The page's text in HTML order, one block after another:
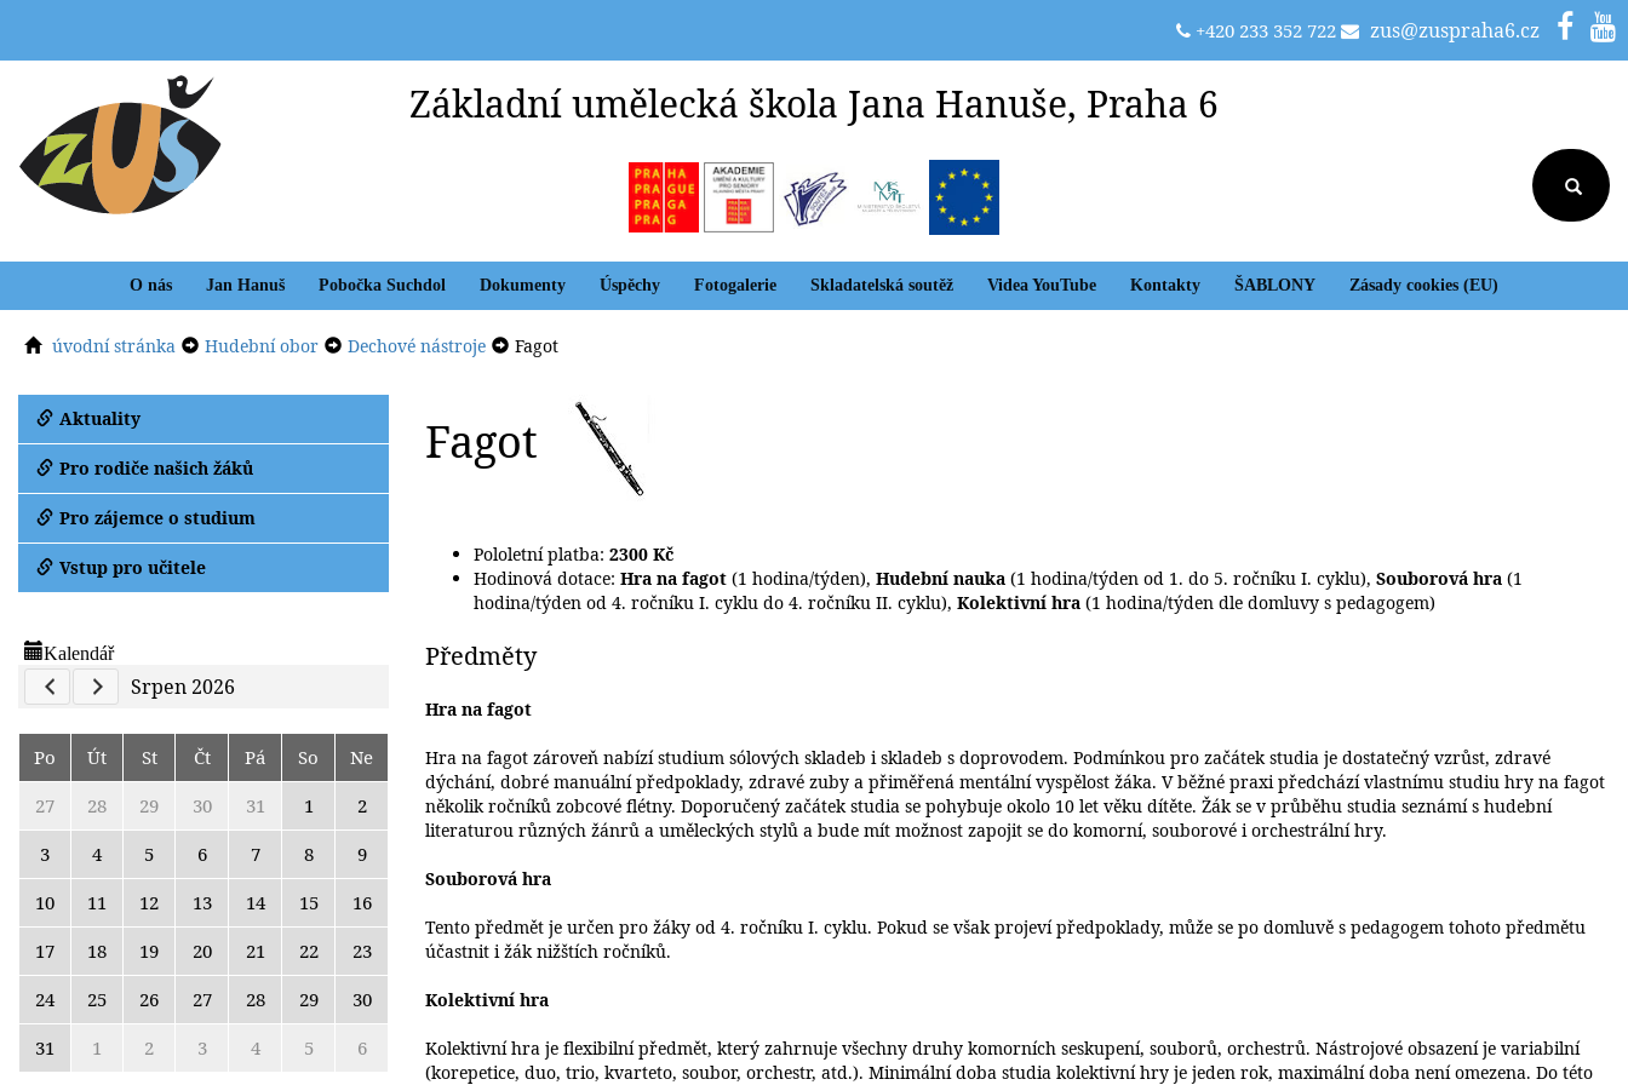
+420 233 352 722 zus@zuspraha6.cz
Základní umělecká škola Jana Hanuše, Praha 6
O nás Jan Hanuš Pobočka Suchdol Dokumenty Úspěchy Fotogalerie Skladatelská soutěž Videa YouTube Kontakty ŠABLONY Zásady cookies (EU)
úvodní stránka Hudební obor Dechové nástroje Fagot
Aktuality
Pro rodiče našich žáků
Pro zájemce o studium
Vstup pro učitele
Kalendář
Previous Calendar
Next Calendar
Srpen 2026
Po Út St Čt Pá So
Ne
27
28 29 30 31 1
2
3
4 5 6 7 8
9
10
11 12 13 14 15
16
17
18 19 20 21 22
23
24
25 26 27 28 29
30
31
1 2 3 4 5 6
Fagot
Pololetní platba: 2300 Kč
Hodinová dotace: Hra na fagot (1 hodina/týden), Hudební nauka (1 hodina/týden od 1. do 5. ročníku I. cyklu), Souborová hra (1
hodina/týden od 4. ročníku I. cyklu do 4. ročníku II. cyklu), Kolektivní hra (1 hodina/týden dle domluvy s pedagogem)
Předměty
Hra na fagot
Hra na fagot zároveň nabízí studium sólových skladeb i skladeb s doprovodem. Podmínkou pro začátek studia je dostatečný vzrůst, zdravé
dýchání, dobré manuální předpoklady, zdravé zuby a přiměřená mentální vyspělost žáka. V běžné praxi předchází vlastnímu studiu hry na fagot
několik ročníků zobcové flétny. Doporučený začátek studia se pohybuje okolo 10 let věku dítěte. Žák se v průběhu studia seznámí s hudební
literaturou různých žánrů a uměleckých stylů a bude mít možnost zapojit se do komorní, souborové i orchestrální hry.
Souborová hra
Tento předmět je určen pro žáky od 4. ročníku I. cyklu. Pokud se však projeví předpoklady, může se po domluvě s pedagogem tohoto předmětu
účastnit i žák nižštích ročníků.
Kolektivní hra
Kolektivní hra je flexibilní předmět, který zahrnuje všechny druhy komorních seskupení, souborů, orchestrů. Nástrojové obsazení je variabilní
(korepetice, duo, trio, kvarteto, soubor, orchestr, atd.). Minimální doba studia kolektivní hry je jeden rok, maximální doba není omezena. Do této